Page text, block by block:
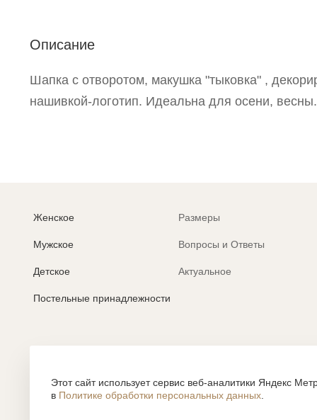
Описание
Шапка с отворотом, макушка "тыковка" ,
нашивкой-логотип. Идеальна для осени, весны.
Женское
Мужское
Детское
Постельные принадлежности
Размеры
Вопросы и Ответы
Актуальное
Согласие на обработку персональных данных
Этот сайт использует сервис веб-аналитики Яндекс
в Политике обработки персональных данных